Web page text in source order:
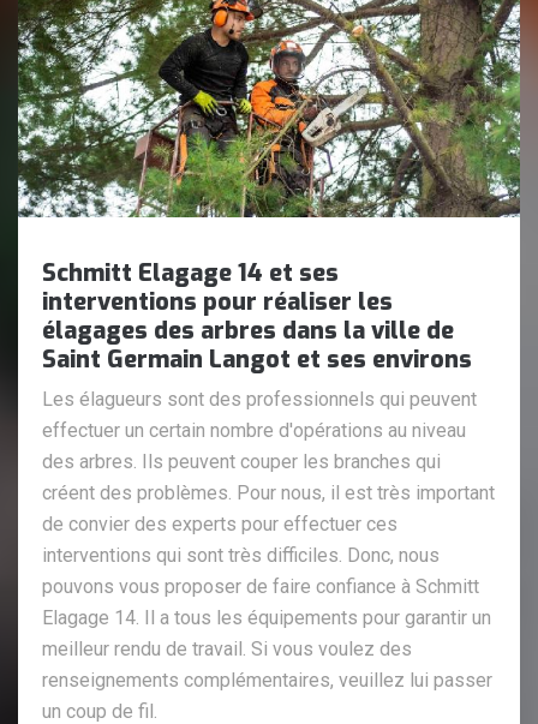
Schmitt Elagage 14 et ses
interventions pour réaliser les
élagages des arbres dans la ville de
Saint Germain Langot et ses environs
Les élagueurs sont des professionnels qui peuvent
effectuer un certain nombre d'opérations au niveau
des arbres. Ils peuvent couper les branches qui
créent des problèmes. Pour nous, il est très important
de convier des experts pour effectuer ces
interventions qui sont très difficiles. Donc, nous
pouvons vous proposer de faire confiance à Schmitt
Elagage 14. Il a tous les équipements pour garantir un
meilleur rendu de travail. Si vous voulez des
renseignements complémentaires, veuillez lui passer
un coup de fil.